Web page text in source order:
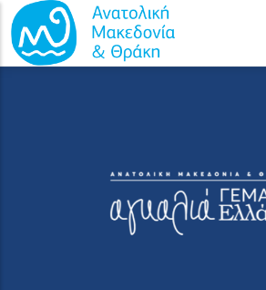
Παράκαμψη προς το κυρίως περιεχόμενο